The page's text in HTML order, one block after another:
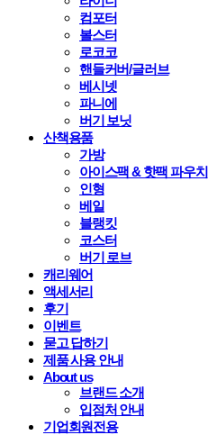
컴포터
볼스터
로코코
핸들커버/글러브
베시넷
파니에
버기 보닛
산책용품
가방
아이스팩 & 핫팩 파우치
인형
베일
블랭킷
코스터
버기 로브
캐리웨어
액세서리
후기
이벤트
묻고 답하기
제품 사용 안내
About us
브랜드 소개
입점처 안내
기업회원전용